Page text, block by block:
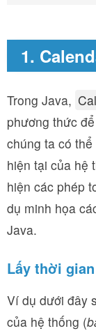
1.
Trong Java,
phương thức
chúng ta có
hiện tại của hệ
hiện các phép
dụ minh họa
Java.
Lấy thời
Ví dụ dưới đây
của hệ thống (